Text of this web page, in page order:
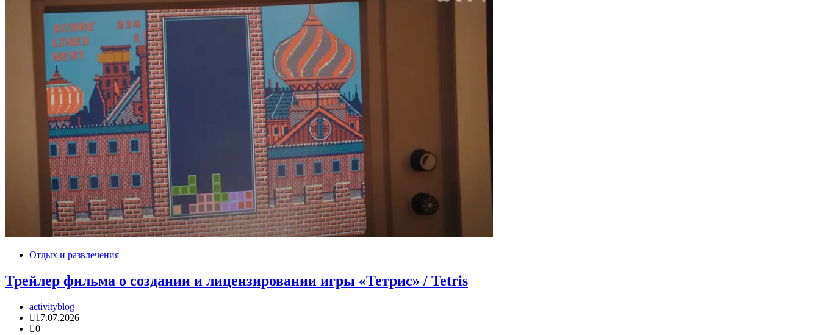
Отдых и развлечения
Трейлер фильма о создании и лицензировании игры «Тетрис» / Tetris
activityblog
17.07.2026
0